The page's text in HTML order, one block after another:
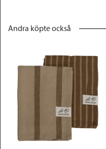
Andra köpte också